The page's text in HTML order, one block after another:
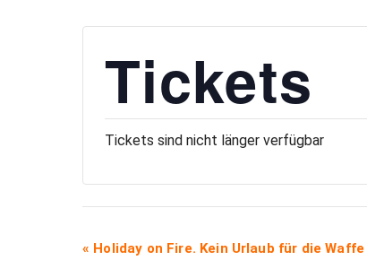
Tickets
Tickets sind nicht länger verfügbar
VERANSTALTUNG-
« Holiday on Fire. Kein Urlaub für die Waffe